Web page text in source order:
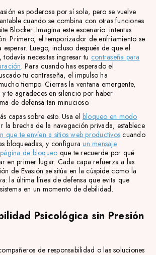
es poderosa por sí sola, pero se vuelve
cuando se combina con otras funciones
Blocker. Imagina este escenario: intentas
Primero, el temporizador de enfriamiento se
Luego, incluso después de que el
necesitas ingresar tu contraseña para
. Para cuando has esperado el
tu contraseña, el impulso ha
tiempo. Cierras la ventana emergente,
te agradeces en silencio por haber
de defensa tan minucioso.
capas sobre esto. Usa el bloqueo en modo
la brecha de la navegación privada, establece
que te envíen a sitios web productivos cuando
bloqueadas, y configuraun mensaje
de bloqueo que te recuerde por qué
en primer lugar. Cada capa refuerza a las
de Evasión se sitúa en la cúspide como la
la última línea de defensa que evita que
en un momento de debilidad.
Psicológica sin Presión
de responsabilidad o las soluciones